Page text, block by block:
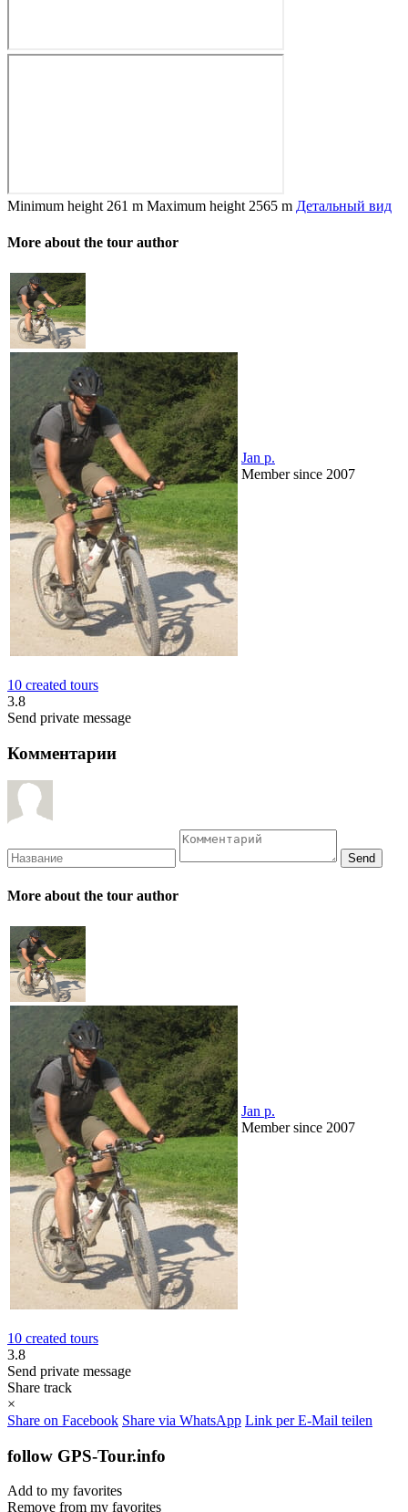
Minimum height 261 m Maximum height 2565 m Детальный вид
More about the tour author
Jan p.
Member since 2007
10 created tours
3.8
Send private message
Комментарии
More about the tour author
Jan p.
Member since 2007
10 created tours
3.8
Send private message
Share track
×
Share on Facebook Share via WhatsApp Link per E-Mail teilen
follow GPS-Tour.info
Add to my favorites
Remove from my favorites